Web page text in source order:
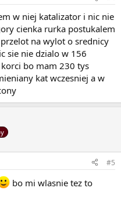
w niej katalizator i nic nie
cienka rurka postukalem
na wylot o srednicy
sie nie dzialo w 156
bo mam 230 tys
kat wczesniej a w
#5
bo mi wlasnie tez to